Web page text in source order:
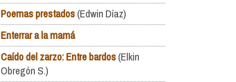
Poemas prestados(Edwin Díaz)
Enterrar a la mamá
Caído del zarzo: Entre bardos(Elkin
Obregón S.)